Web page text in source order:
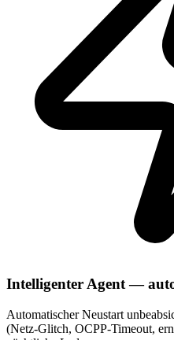
Intelligenter Agent —
Automatischer Neustart
(Netz-Glitch, OCPP-Timeout,